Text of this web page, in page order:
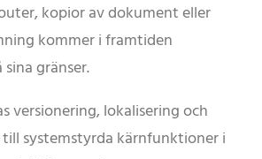
kopior av dokument eller
kommer i framtiden
gränser.
versionering, lokalisering och
systemstyrda kärnfunktioner i